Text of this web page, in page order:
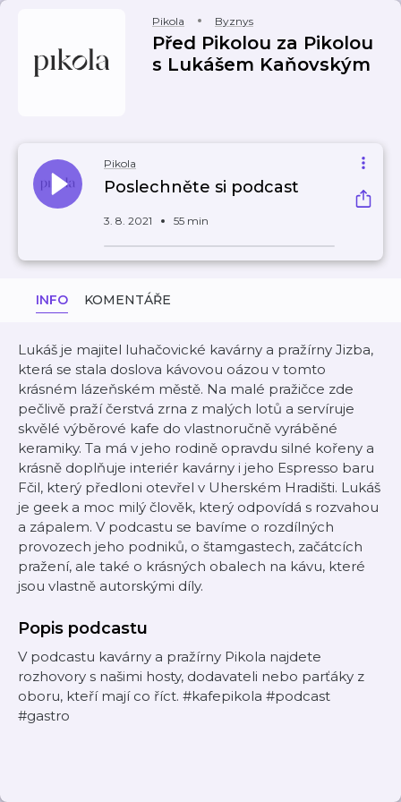
Pikola Byznys
Před Pikolou za Pikolou
s Lukášem Kaňovským
Pikola
Poslechněte si podcast
3. 8. 2021 55 min
INFO KOMENTÁŘE
Lukáš je majitel luhačovické kavárny a pražírny Jizba,
která se stala doslova kávovou oázou v tomto
krásném lázeňském městě. Na malé pražičce zde
pečlivě praží čerstvá zrna z malých lotů a servíruje
skvělé výběrové kafe do vlastnoručně vyráběné
keramiky. Ta má v jeho rodině opravdu silné kořeny a
krásně doplňuje interiér kavárny i jeho Espresso baru
Fčil, který předloni otevřel v Uherském Hradišti. Lukáš
je geek a moc milý člověk, který odpovídá s rozvahou
a zápalem. V podcastu se bavíme o rozdílných
provozech jeho podniků, o štamgastech, začátcích
pražení, ale také o krásných obalech na kávu, které
jsou vlastně autorskými díly.
Popis podcastu
V podcastu kavárny a pražírny Pikola najdete
rozhovory s našimi hosty, dodavateli nebo parťáky z
oboru, kteří mají co říct. #kafepikola #podcast
#gastro